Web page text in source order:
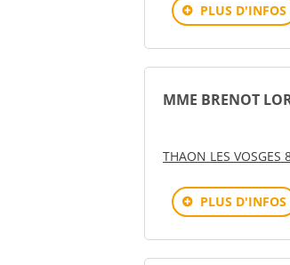
PLUS D'INFOS
MME BRENOT
THAON LES VOSGES
PLUS D'INFOS